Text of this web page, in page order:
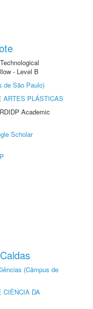
- Level B
de São Paulo)
ARTES PLÁSTICAS
Academic
Scholar
(Câmpus de
CIÊNCIA DA